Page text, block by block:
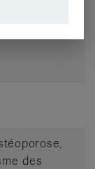
des